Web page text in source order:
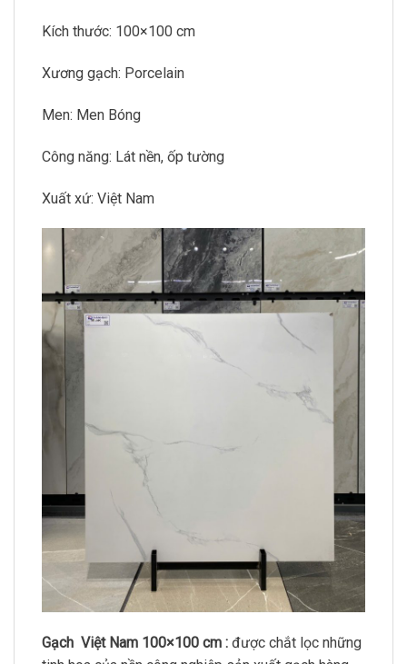
Kích thước: 100×100 cm
Xương gạch: Porcelain
Men: Men Bóng
Công năng: Lát nền, ốp tường
Xuất xứ: Việt Nam
Gạch Việt Nam 100×100 cm : được chắt lọc những